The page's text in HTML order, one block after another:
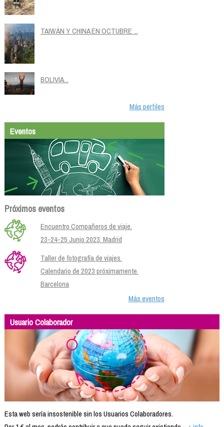
TAIWÁN Y CHINA EN OCTUBRE ...
BOLIVIA...
Más perfiles
Eventos
Próximos eventos
Encuentro Compañeros de viaje.
23-24-25 Junio 2023. Madrid
Taller de fotografía de viajes.
Calendario de 2023 próximamente.
Barcelona
Más eventos
Usuario Colaborador
Esta web sería insostenible sin los Usuarios Colaboradores.